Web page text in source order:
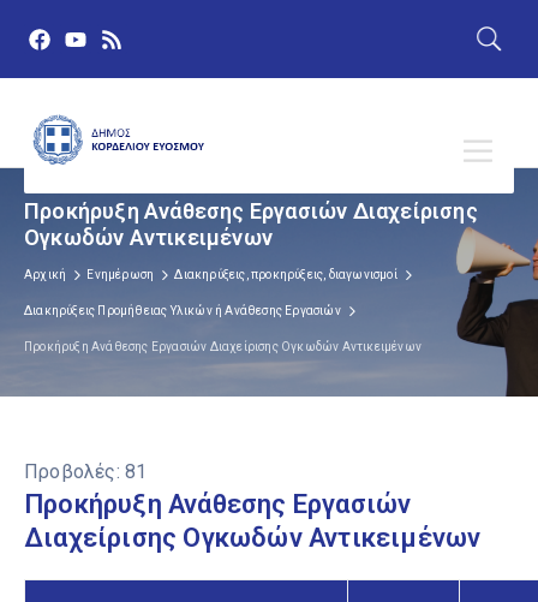
Προκήρυξη Ανάθεσης Εργασιών Διαχείρισης
Ογκωδών Αντικειμένων
Αρχική Ενημέρωση Διακηρύξεις, προκηρύξεις, διαγωνισμοί
Διακηρύξεις Προμήθειας Υλικών ή Ανάθεσης Εργασιών
Προκήρυξη Ανάθεσης Εργασιών Διαχείρισης Ογκωδών Αντικειμένων
Προβολές: 81
Προκήρυξη Ανάθεσης Εργασιών
Διαχείρισης Ογκωδών Αντικειμένων